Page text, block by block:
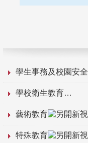
學生事務及校園安全
學校衛生教育
藝術教育
特殊教育